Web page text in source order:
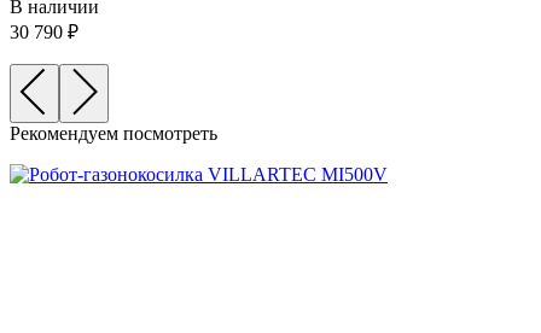
В наличии
30 790
Рекомендуем посмотреть